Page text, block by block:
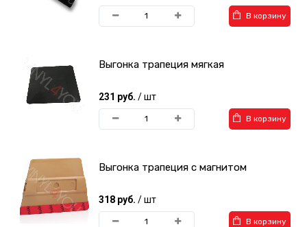
В корзину
Выгонка трапеция мягкая
231 руб. / шт
В корзину
Выгонка трапеция с магнитом
318 руб. / шт
В корзину